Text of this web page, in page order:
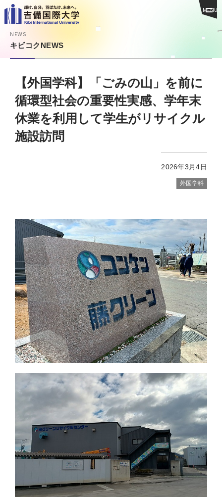
MENU
NEWS
キビコクNEWS
【外国学科】「ごみの山」を前に
循環型社会の重要性実感、学年末
休業を利用して学生がリサイクル
施設訪問
2026年3月4日
外国学科